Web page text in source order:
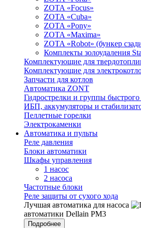
ZOTA «Focus»
ZOTA «Cuba»
ZOTA «Pony»
ZOTA «Maxima»
ZOTA «Robot» (бункер
Комплекты золоудаления
Комплектующие для
Комплектующие для
Запчасти для котлов
Автоматика ZONT
Гидрострелки и группы
ИБП, аккумуляторы и
Пеллетные горелки
Электрокаменки
Автоматика и пульты
Реле давления
Блоки автоматики
Шкафы управления
1 насос
2 насоса
Частотные блоки
Реле защиты от сухого хода
Лучшая автоматика для насоса
автоматики Dellain PM3
Подробнее